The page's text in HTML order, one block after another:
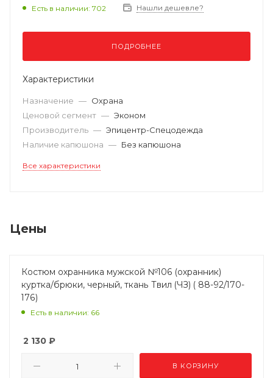
Есть в наличии: 702 Нашли дешевле?
ПОДРОБНЕЕ
Характеристики
Назначение — Охрана
Ценовой сегмент — Эконом
Производитель — Эпицентр-Спецодежда
Наличие капюшона — Без капюшона
Все характеристики
Цены
Костюм охранника мужской №106 (охранник)
куртка/брюки, черный, ткань Твил (ЧЗ) ( 88-92/170-
176)
Есть в наличии: 66
2 130 ₽
В КОРЗИНУ